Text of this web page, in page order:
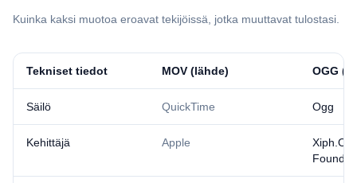
Kuinka kaksi muotoa eroavat tekijöissä, jotka muuttavat tulostasi.
Tekniset tiedot ⁦MOV⁩ (lähde) ⁦OGG⁩
Säilö QuickTime Ogg
Kehittäjä Apple
Xiph.Org